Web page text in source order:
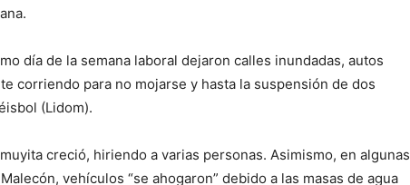
día de la semana laboral dejaron calles inundadas, autos
corriendo para no mojarse y hasta la suspensión de dos
(Lidom).
creció, hiriendo a varias personas. Asimismo, en algunas
vehículos “se ahogaron” debido a las masas de agua